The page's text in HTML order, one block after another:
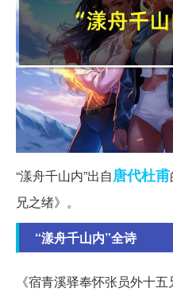
“漾舟千山内”出自唐代杜甫
兄之绪》。
“漾舟千山内”全诗
《宿青溪驿奉怀张员外十五